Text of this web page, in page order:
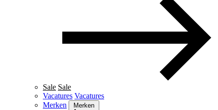
Sale Sale
Vacatures Vacatures
Merken
Merken